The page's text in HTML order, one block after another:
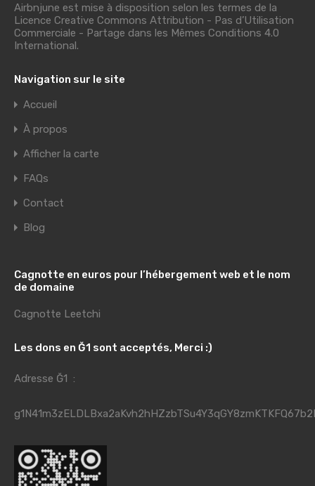
Airbnjune est mise à disposition selon les termes de la
Licence Creative Commons Attribution - Pas d’Utilisation
Commerciale - Partage dans les Mêmes Conditions 4.0
International.
Navigation sur le site
Accueil
À propos
Afficher la carte
FAQs
Contact
Blog
Cagnotte en euros pour l’hébergement web et le nom
de domaine
Cagnotte Leetchi
Les dons en Ğ1 sont acceptés, Merci :)
Adresse Ğ1 :